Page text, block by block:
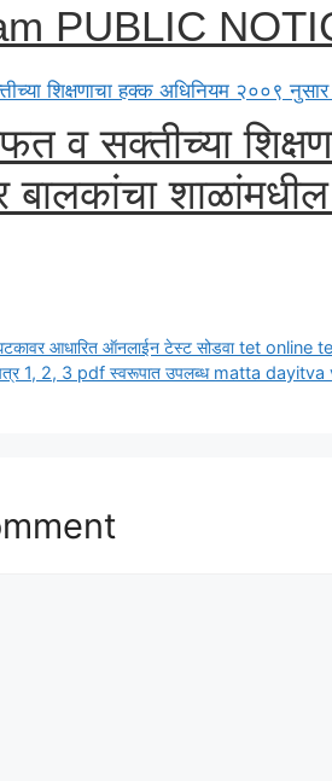
PUBLIC
व सक्तीच्या
आधारित ऑनलाईन टेस्ट सोडवा tet online
प्रपत्र 1, 2, 3 pdf स्वरूपात उपलब्ध matta